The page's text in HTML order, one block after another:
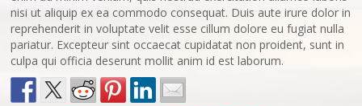
nisi ut aliquip ex ea commodo consequat. Duis aute irure dolor in
reprehenderit in voluptate velit esse cillum dolore eu fugiat nulla
pariatur. Excepteur sint occaecat cupidatat non proident, sunt in
culpa qui officia deserunt mollit anim id est laborum.